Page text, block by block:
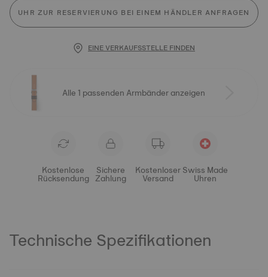
UHR ZUR RESERVIERUNG BEI EINEM HÄNDLER ANFRAGEN
EINE VERKAUFSSTELLE FINDEN
Alle 1 passenden Armbänder anzeigen
Kostenlose
Rücksendung
Sichere
Zahlung
Kostenloser
Versand
Swiss Made
Uhren
Technische Spezifikationen